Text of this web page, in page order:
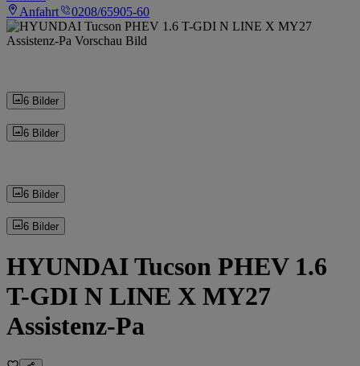
Anfahrt
0208/65905-60
6 Bilder
6 Bilder
6 Bilder
6 Bilder
HYUNDAI Tucson PHEV 1.6
T-GDI N LINE X MY27
Assistenz-Pa